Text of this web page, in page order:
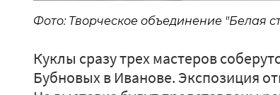
Фото: Творческое объединение "Белая
Куклы сразу трех мастеров
Бубновых в Иванове. Экспозиция